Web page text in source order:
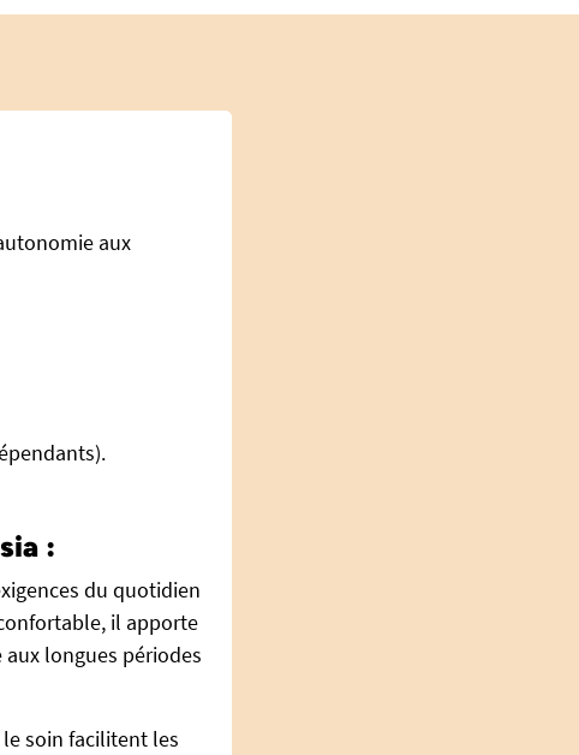
aux
:
du quotidien
il apporte
longues périodes
soin facilitent les